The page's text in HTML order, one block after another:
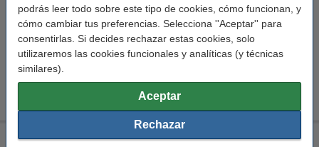
podrás leer todo sobre este tipo de cookies, cómo funcionan, y
cómo cambiar tus preferencias. Selecciona ''Aceptar'' para
consentirlas. Si decides rechazar estas cookies, solo
utilizaremos las cookies funcionales y analíticas (y técnicas
similares).
Aceptar
Rechazar
Ver características y descripción
123tinta Cable de red Cat7 S/FTP gris (3 metros)